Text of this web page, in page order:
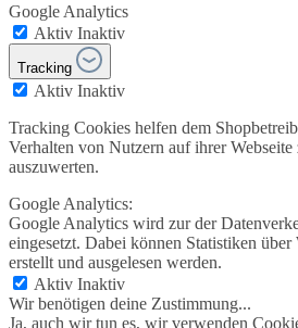
Google Analytics
Aktiv Inaktiv
Tracking
Aktiv Inaktiv
Tracking Cookies helfen dem
Verhalten von Nutzern auf ihrer Webseite
auszuwerten.
Google Analytics:
Google Analytics wird zur der
eingesetzt. Dabei können Statistiken über
erstellt und ausgelesen werden.
Aktiv Inaktiv
Wir benötigen deine Zustimmung...
Ja, auch wir tun es, wir verwenden